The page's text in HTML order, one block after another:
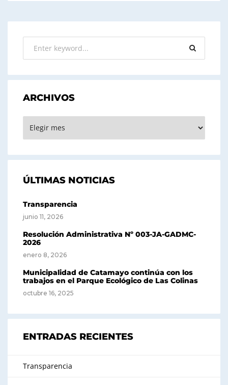
ARCHIVOS
ÚLTIMAS NOTICIAS
Transparencia
junio 11, 2026
Resolución Administrativa Nº 003-JA-GADMC-
2026
enero 8, 2026
Municipalidad de Catamayo continúa con los
trabajos en el Parque Ecológico de Las Colinas
octubre 16, 2025
ENTRADAS RECIENTES
Transparencia